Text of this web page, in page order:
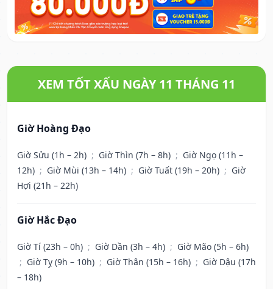
XEM TỐT XẤU NGÀY 11 THÁNG 11
Giờ Hoàng Đạo
Giờ Sửu (1h – 2h) ; Giờ Thìn (7h – 8h) ; Giờ Ngọ (11h –
12h) ; Giờ Mùi (13h – 14h) ; Giờ Tuất (19h – 20h) ; Giờ
Hợi (21h – 22h)
Giờ Hắc Đạo
Giờ Tí (23h – 0h) ; Giờ Dần (3h – 4h) ; Giờ Mão (5h – 6h)
; Giờ Tỵ (9h – 10h) ; Giờ Thân (15h – 16h) ; Giờ Dậu (17h
– 18h)